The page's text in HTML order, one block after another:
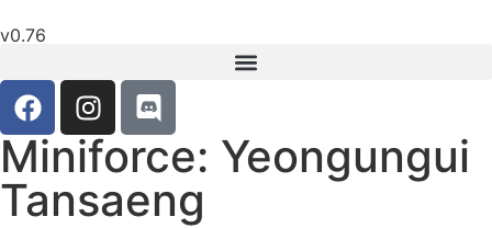
v0.76
Miniforce: Yeongungui
Tansaeng